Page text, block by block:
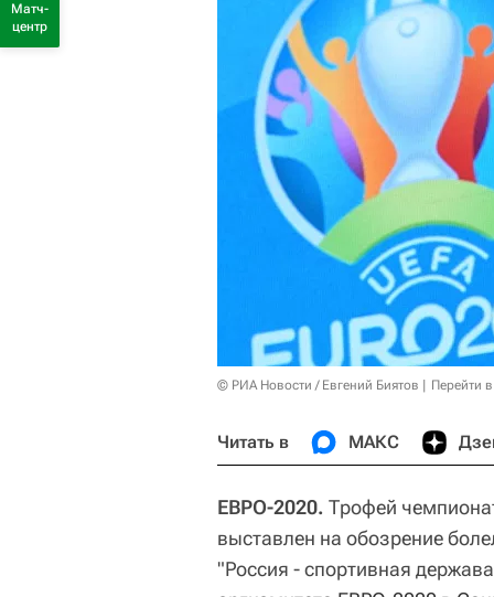
© РИА Новости / Евгений Биятов Перейти
Читать в МАКС
ЕВРО-2020. Трофей
выставлен на обозрение
"Россия - спортивная
Матч-
центр